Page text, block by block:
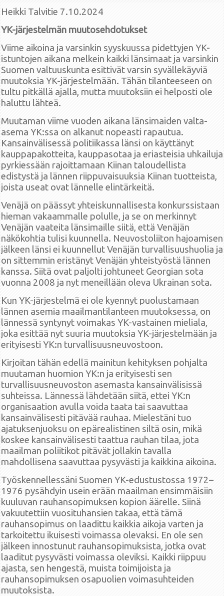
Heikki Talvitie 7.10.2024
YK-järjestelmän muutosehdotukset
Viime aikoina ja varsinkin syyskuussa pidettyjen YK-
istuntojen aikana melkein kaikki länsimaat ja varsinkin
Suomen valtuuskunta esittivät varsin syvällekäyviä
muutoksia YK-järjestelmään. Tähän tilanteeseen on
tultu pitkällä ajalla, mutta muutoksiin ei helposti ole
haluttu lähteä.
Muutaman viime vuoden aikana länsimaiden valta-
asema YK:ssa on alkanut nopeasti rapautua.
Kansainvälisessä politiikassa länsi on käyttänyt
kauppapakotteita, kauppasotaa ja eriasteisia uhkailuja
pyrkiessään rajoittamaan Kiinan taloudellista
edistystä ja lännen riippuvaisuuksia Kiinan tuotteista,
joista useat ovat lännelle elintärkeitä.
Venäjä on päässyt yhteiskunnallisesta konkurssistaan
hieman vakaammalle polulle, ja se on merkinnyt
Venäjän vaateita länsimaille siitä, että Venäjän
näkökohtia tulisi kuunnella. Neuvostoliiton hajoamisen
jälkeen länsi ei kuunnellut Venäjän turvallisuushuolia ja
on sittemmin eristänyt Venäjän yhteistyöstä lännen
kanssa. Siitä ovat paljolti johtuneet Georgian sota
vuonna 2008 ja nyt meneillään oleva Ukrainan sota.
Kun YK-järjestelmä ei ole kyennyt puolustamaan
lännen asemia maailmantilanteen muutoksessa, on
lännessä syntynyt voimakas YK-vastainen mieliala,
joka esittää nyt suuria muutoksia YK-järjestelmään ja
erityisesti YK:n turvallisuusneuvostoon.
Kirjoitan tähän edellä mainitun kehityksen pohjalta
muutaman huomion YK:n ja erityisesti sen
turvallisuusneuvoston asemasta kansainvälisissä
suhteissa. Lännessä lähdetään siitä, ettei YK:n
organisaation avulla voida taata tai saavuttaa
kansainvälisesti pitävää rauhaa. Mielestäni tuo
ajatuksenjuoksu on epärealistinen siltä osin, mikä
koskee kansainvälisesti taattua rauhan tilaa, jota
maailman poliitikot pitävät jollakin tavalla
mahdollisena saavuttaa pysyvästi ja kaikkina aikoina.
Työskennellessäni Suomen YK-edustustossa 1972–
1976 pysähdyin usein erään maailman ensimmäisiin
kuuluvan rauhansopimuksen kopion äärelle. Siinä
vakuutettiin vuosituhansien takaa, että tämä
rauhansopimus on laadittu kaikkia aikoja varten ja
tarkoitettu ikuisesti voimassa olevaksi. En ole sen
jälkeen innostunut rauhansopimuksista, jotka ovat
laaditut pysyvästi voimassa oleviksi. Kaikki riippuu
ajasta, sen hengestä, muista toimijoista ja
rauhansopimuksen osapuolien voimasuhteiden
muutoksista.